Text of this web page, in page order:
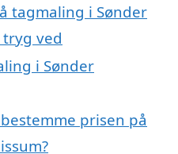
tagmaling i Sønder
ved
i Sønder
prisen på